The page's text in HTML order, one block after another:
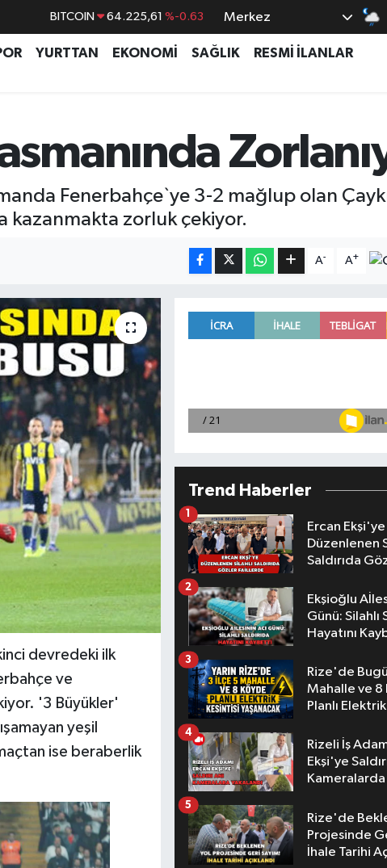
DOLAR 47,7143 %0.16
EURO 55,0317 %-0.02
%70
BITCOIN %-0.63
Merkez
YURTTAN EKONOMİ SAĞLIK
RESMİ İLANLAR
Fenerbahçe`ye 3-2 mağlup olan
kazanmakta zorluk çekiyor.
A- A+
devredeki ilk
ve
'3 Büyükler'
yeşil
ise beraberlik
Trend Haberler
Ercan Ekşi'ye
Düzenlenen
Saldırıda
1
Ekşioğlu
Günü: Silahlı
Hayatını
2
Rize'de
Mahalle ve 8
Planlı
3
Rizeli İş
Ekşi'ye
Kameralarda
4
Rize'de
Projesinde
İhale Tarihi
5